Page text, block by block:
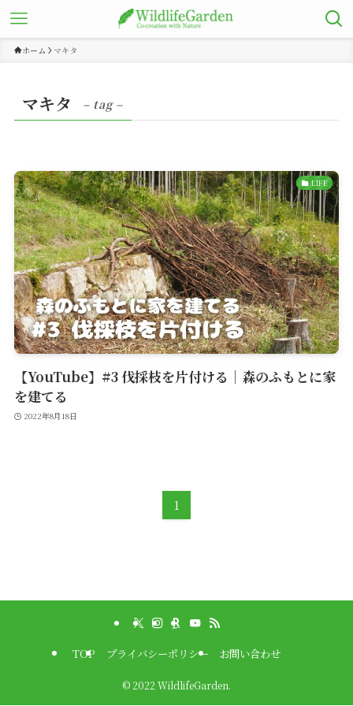
ホーム マキタ
マキタ – tag –
LIFE
【YouTube】#3 伐採枝を片付ける｜森のふもとに家
を建てる
2022年8月18日
1
TOP プライバシーポリシー お問い合わせ
© 2022 WildlifeGarden.